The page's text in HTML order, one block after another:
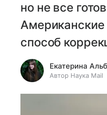
но не все
способ
Екатерина
Автор Наука Mail